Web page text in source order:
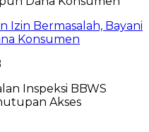
Izin Bermasalah, Bayani
Konsumen